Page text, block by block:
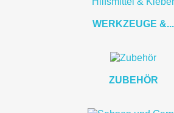
WERKZEUGE &...
ZUBEHÖR